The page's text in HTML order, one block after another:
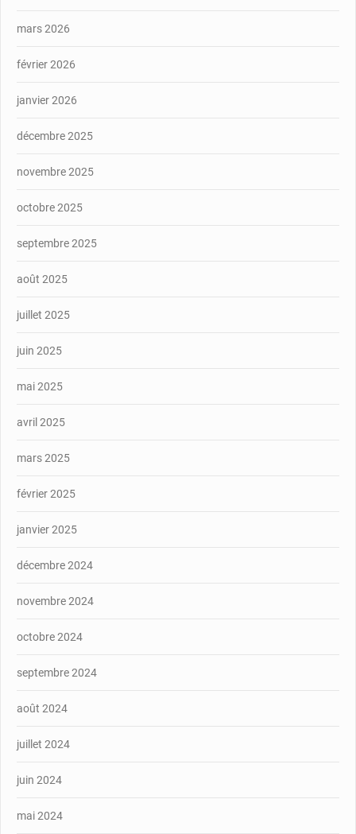
mars 2026
février 2026
janvier 2026
décembre 2025
novembre 2025
octobre 2025
septembre 2025
août 2025
juillet 2025
juin 2025
mai 2025
avril 2025
mars 2025
février 2025
janvier 2025
décembre 2024
novembre 2024
octobre 2024
septembre 2024
août 2024
juillet 2024
juin 2024
mai 2024